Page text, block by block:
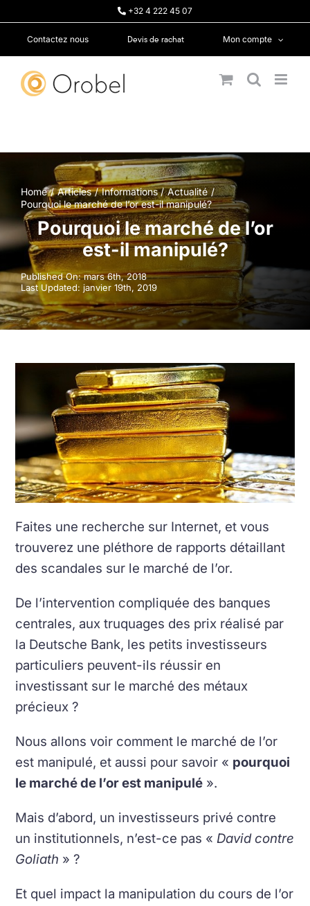
+32 4 222 45 07
Contactez nous Devis de rachat Mon compte
Home Articles Informations
Actualité
Pourquoi le marché de l’or est-il manipulé?
Pourquoi le marché de l’or
est-il manipulé?
Published On: mars 6th, 2018
Last Updated: janvier 19th, 2019
Faites une recherche sur Internet, et vous
trouverez une pléthore de rapports détaillant
des scandales sur le marché de l’or.
De l’intervention compliquée des banques
centrales, aux truquages des prix réalisé par
la Deutsche Bank, les petits investisseurs
particuliers peuvent-ils réussir en
investissant sur le marché des métaux
précieux ?
Nous allons voir comment le marché de l’or
est manipulé, et aussi pour savoir « pourquoi
le marché de l’or est manipulé ».
Mais d’abord, un investisseurs privé contre
un institutionnels, n’est-ce pas «David contre
Goliath » ?
Et quel impact la manipulation du cours de l’or